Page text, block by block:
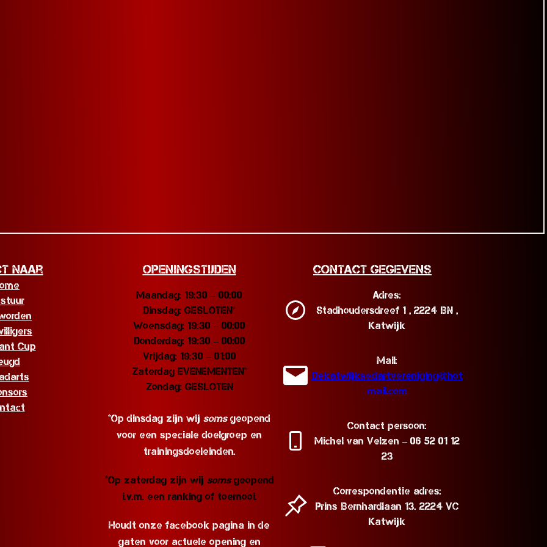
naar
Cup
Openingstijden
Maandag: 19:30 – 00:00
Dinsdag: GESLOTEN*
Woensdag: 19:30 – 00:00
Donderdag: 19:30 – 00:00
Vrijdag: 19:30 – 01:00
Zaterdag EVENEMENTEN*
Zondag: GESLOTEN
*Op dinsdag zijn wij somsgeopend
voor een speciale doelgroep en
trainingsdoeleinden.
*Op zaterdag zijn wij soms geopend
i.v.m. een ranking of toernooi.
Houdt onze facebook pagina in de
gaten voor actuele opening en
Contact Gegevens
Adres:
Stadhoudersdreef 1 , 2224 BN ,
Katwijk
Mail:
Dekatwijksedartvereniging@hot
mail.com
Contact persoon:
Michel van Velzen – 06 52 01 12
23
Correspondentie adres:
Prins Bernhardlaan 13. 2224 VC
Katwijk